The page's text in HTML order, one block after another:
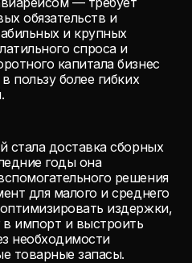
обязательств и
и крупных
спроса и
капитала бизнес
пользу более гибких
стала доставка сборных
годы она
решения
для малого и среднего
издержки,
импорт и выстроить
необходимости
товарные запасы.